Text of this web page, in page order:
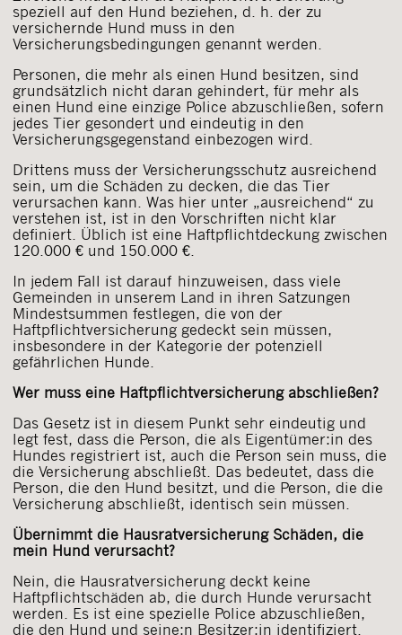
speziell auf den Hund beziehen, d. h. der zu
versichernde Hund muss in den
Versicherungsbedingungen genannt werden.
Personen, die mehr als einen Hund besitzen, sind
grundsätzlich nicht daran gehindert, für mehr als
einen Hund eine einzige Police abzuschließen, sofern
jedes Tier gesondert und eindeutig in den
Versicherungsgegenstand einbezogen wird.
Drittens muss der Versicherungsschutz ausreichend
sein, um die Schäden zu decken, die das Tier
verursachen kann. Was hier unter „ausreichend“ zu
verstehen ist, ist in den Vorschriften nicht klar
definiert. Üblich ist eine Haftpflichtdeckung zwischen
120.000 € und 150.000 €.
In jedem Fall ist darauf hinzuweisen, dass viele
Gemeinden in unserem Land in ihren Satzungen
Mindestsummen festlegen, die von der
Haftpflichtversicherung gedeckt sein müssen,
insbesondere in der Kategorie der potenziell
gefährlichen Hunde.
Wer muss eine Haftpflichtversicherung abschließen?
Das Gesetz ist in diesem Punkt sehr eindeutig und
legt fest, dass die Person, die als Eigentümer:in des
Hundes registriert ist, auch die Person sein muss, die
die Versicherung abschließt. Das bedeutet, dass die
Person, die den Hund besitzt, und die Person, die die
Versicherung abschließt, identisch sein müssen.
Übernimmt die Hausratversicherung Schäden, die
mein Hund verursacht?
Nein, die Hausratversicherung deckt keine
Haftpflichtschäden ab, die durch Hunde verursacht
werden. Es ist eine spezielle Police abzuschließen,
die den Hund und seine:n Besitzer:in identifiziert.